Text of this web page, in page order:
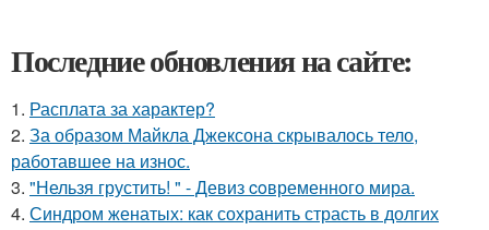
Последние обновления на сайте:
1. Расплата за характер?
2. За образом Майкла Джексона скрывалось тело,
работавшее на износ.
3. "Нельзя грустить! " - Девиз coвременного мира.
4. Синдром женатых: как сохранить страсть в долгих